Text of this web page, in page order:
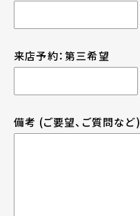
来店予約：第三希望
備考 (ご要望、ご質問など)